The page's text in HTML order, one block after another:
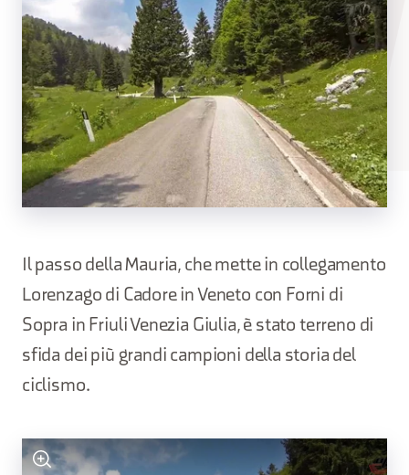
Il passo della Mauria, che mette in collegamento
Lorenzago di Cadore in Veneto con Forni di
Sopra in Friuli Venezia Giulia, è stato terreno di
sfida dei più grandi campioni della storia del
ciclismo.